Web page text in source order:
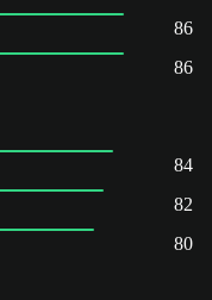
86
86
84
82
80